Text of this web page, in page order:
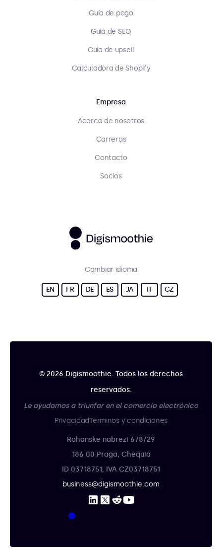
Guía de pago
Guía de SEO
Guía de upsell
Calculadora de Shopify
Empresa
Acerca de nosotros
Carreras
Contacto
Socios
Cambiar idioma
EN FR DE ES JA IT CZ
© 2026 Digismoothie. Todos los derechos
reservados.
Le ayudamos a triunfar en el comercio electrónico
PrivacidadTérminos y condiciones
Rohanske nabrezi 678/29
186 00 Praga, Chequia
ID 03718751, IVA CZ03718751
business@digismoothie.com